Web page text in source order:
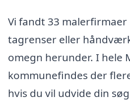
Vi fandt 33 malerfirmaer
tagrenser eller
omegn herunder. I hele
kommunefindes der
hvis du vil udvide din